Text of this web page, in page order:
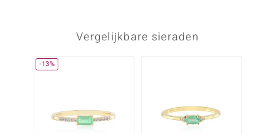
Vergelijkbare sieraden
-13%